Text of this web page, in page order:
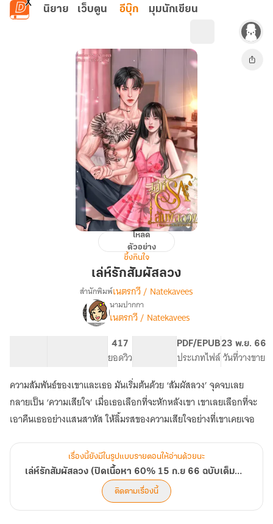
ข้ามไปยังเนื้อหาหลัก
นิยาย เว็บตูน อีบุ๊ก มุมนักเขียน
สัมผัส
โหลด
ตัวอย่าง
ซึ้งกินใจ
เล่ห์รักสัมผัสลวง
เรื่อง
เล่ห์
เนื้อหา
60%
15
ก.ย
ฉบับ
เต็ม
มี
แค่
ใน
อี
บุ๊ค
สำนักพิมพ์เนตรกวี / Natekavees
นามปากกา
เนตรกวี / Natekavees
417
ยอดวิว
PDF/EPUB
ประเภทไฟล์
23 พ.ย. 66
วันที่วางขาย
ความสัมพันธ์ของเขาและเธอ มันเริ่มต้นด้วย ‘สัมผัสลวง’ จุดจบเลย
กลายเป็น ‘ความเสียใจ’ เมื่อเธอเลือกที่จะหักหลังเขา เขาเลยเลือกที่จะ
เอาคืนเธออย่างแสนสาหัส ให้ลิ้มรสของความเสียใจอย่างที่เขาเคยเจอ
เรื่องนี้ยังมีในรูปแบบรายตอนให้อ่านด้วยนะ
เล่ห์รักสัมผัสลวง (ปิดเนื้อหา 60% 15 ก.ย 66 ฉบับเต็มมีแค่ในอีบุ๊คเท่านั้น)
ติดตามเรื่องนี้